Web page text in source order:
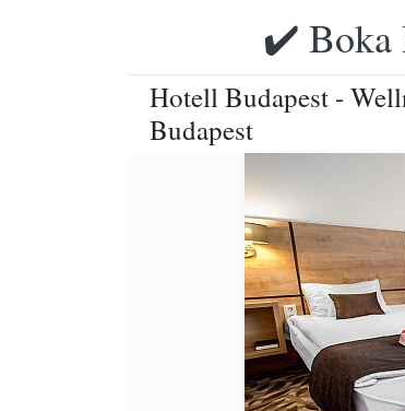
✔️ Boka
Hotell Budapest -
Budapest